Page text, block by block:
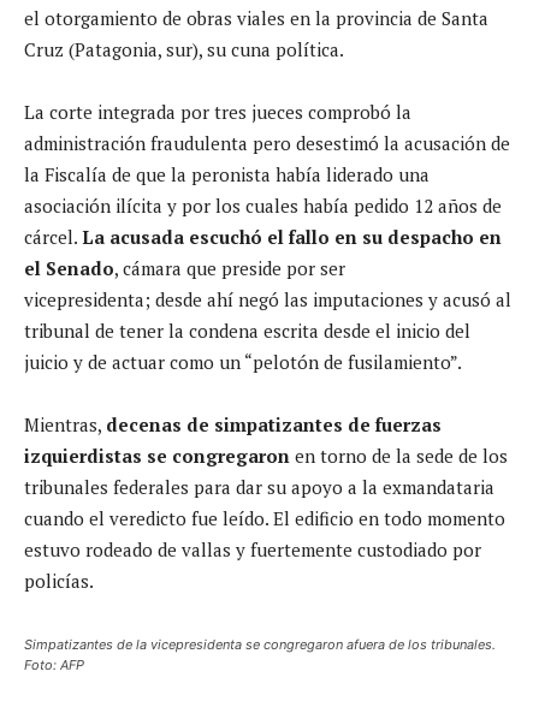
el otorgamiento de obras viales en la provincia de Santa
Cruz (Patagonia, sur), su cuna política.
La corte integrada por tres jueces comprobó la
administración fraudulenta pero desestimó la acusación de
la Fiscalía de que la peronista había liderado una
asociación ilícita y por los cuales había pedido 12 años de
cárcel. La acusada escuchó el fallo en su despacho en
el Senado, cámara que preside por ser
vicepresidenta; desde ahí negó las imputaciones y acusó al
tribunal de tener la condena escrita desde el inicio del
juicio y de actuar como un “pelotón de fusilamiento”.
Mientras, decenas de simpatizantes de fuerzas
izquierdistas se congregaron en torno de la sede de los
tribunales federales para dar su apoyo a la exmandataria
cuando el veredicto fue leído. El edificio en todo momento
estuvo rodeado de vallas y fuertemente custodiado por
policías.
Simpatizantes de la vicepresidenta se congregaron afuera de los tribunales.
Foto: AFP